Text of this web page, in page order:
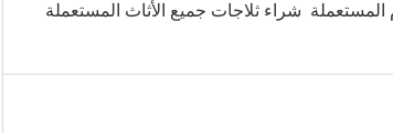
شراء ثلاجات جميع الأثاث المستعملة